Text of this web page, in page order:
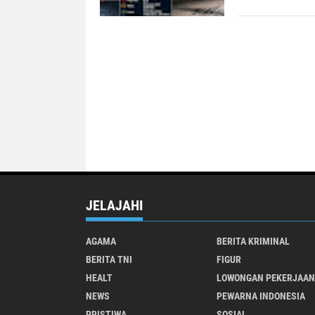
JELAJAHI
AGAMA BERITA KRIMINAL
BERITA TNI
FIGUR
HEALT
LOWONGAN PEKERJAAN
NEWS
PEWARNA INDONESIA